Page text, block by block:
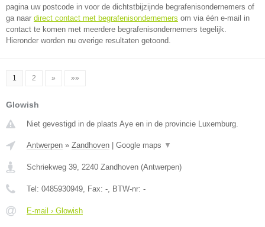
pagina uw postcode in voor de dichtstbijzijnde begrafenisondernemers of
ga naar direct contact met begrafenisondernemers om via één e-mail in
contact te komen met meerdere begrafenisondernemers tegelijk.
Hieronder worden nu overige resultaten getoond.
1 2 » »»
Glowish
Niet gevestigd in de plaats Aye en in de provincie Luxemburg.
Antwerpen » Zandhoven Google maps ▼
Schriekweg 39, 2240 Zandhoven (Antwerpen)
Tel: 0485930949, Fax: -, BTW-nr: -
E-mail › Glowish